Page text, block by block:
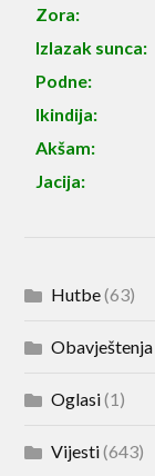
Zora:
Izlazak sunca:
Podne:
Ikindija:
Akšam:
Jacija:
Hutbe(63)
Obavještenja
Oglasi(1)
Vijesti(643)